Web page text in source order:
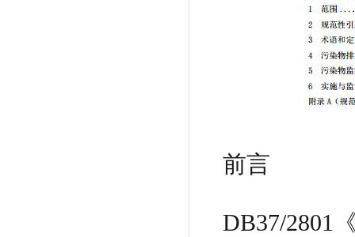
前言
DB37/2801